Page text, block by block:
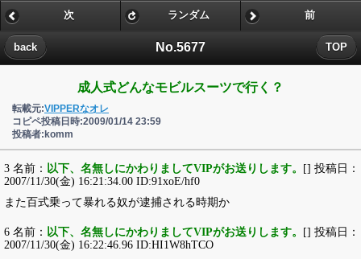
No.5677
back TOP
次 ランダム 前
成人式どんなモビルスーツで行く？
転載元:VIPPERなオレ
コピペ投稿日時:2009/01/14 23:59
投稿者:komm
3 名前： 以下、名無しにかわりましてVIPがお送りします。
[] 投稿日：
2007/11/30(金) 16:21:34.00 ID:91xoE/hf0
また百式乗って暴れる奴が逮捕される時期か
6 名前： 以下、名無しにかわりましてVIPがお送りします。
[] 投稿日：
2007/11/30(金) 16:22:46.96 ID:HI1W8hTCO